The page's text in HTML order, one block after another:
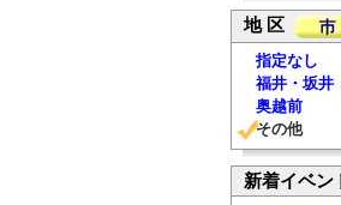
地 区
指定なし
福井・坂井
奥越前
その他
新着イベン